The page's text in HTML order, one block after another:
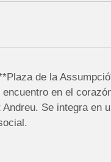
de la
en el
Andreu. Se integra en